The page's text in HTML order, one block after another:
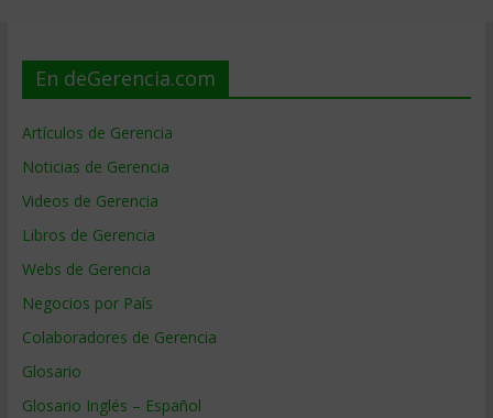
En deGerencia.com
Artículos de Gerencia
Noticias de Gerencia
Videos de Gerencia
Libros de Gerencia
Webs de Gerencia
Negocios por País
Colaboradores de Gerencia
Glosario
Glosario Inglés – Español